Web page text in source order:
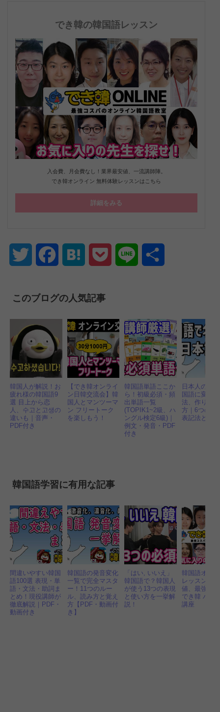
でき韓の韓国語レッスン
入会費、月会費なし！業界最安値、一流講師陣。
でき韓オンライン 無料体験レッスンはこちら
詳細をみる
Twitter FacebookHatena Pocket Line
このブログの人気記事
韓国人が解説！お
疲れ様の韓国語9
選 目上から恋
人、수고と고생の
違いも｜音声・
PDF付き
【でき韓オンライ
ン日韓交流会】韓
国人とマンツーマ
ン フリートーク
を楽しもう！
韓国語単語ここか
ら！初級必須・頻
出単語一覧
(TOPIK1~2級、ハ
ングル検定6級)｜
例文・発音・PDF
付き
日本人の名
国語に変換
法、作り方
方｜6つの日
表記法とル
韓国語学習に有用な記事
間違いやすい韓国
語100選 表現・単
語・文法・助詞ま
とめ！現役講師が
徹底解説｜PDF・
動画付き
韓国語の発音変化
一覧で完全マスタ
ー！11つのルー
ル、読み方と覚え
方【PDF・動画付
き】
「はい, いいえ」
韓国語で？韓国人
が使う13つの表現
と使い方を一挙解
説！
韓国語オン
レッスン 最
値、最強講
でき韓 ハン
講座